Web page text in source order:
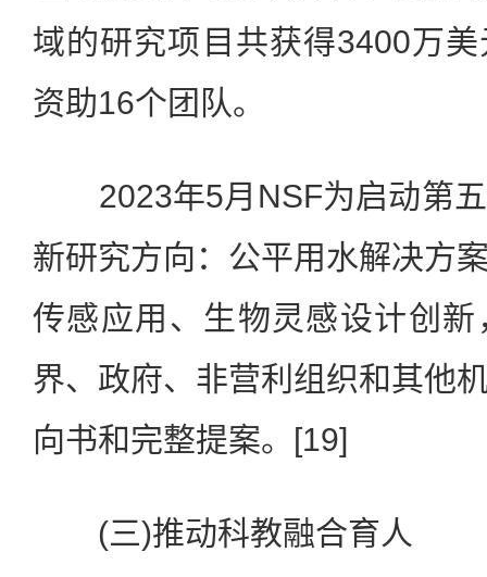
域的研究项目共获得3400万
资助16个团队。
2023年5月NSF为启动第五
新研究方向：公平用水解决方
传感应用、生物灵感设计创
界、政府、非营利组织和其他
向书和完整提案。[19]
(三)推动科教融合育人